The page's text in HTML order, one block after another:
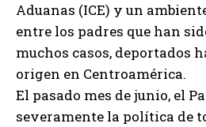
Aduanas (ICE) y un
entre los padres que han
muchos casos, deportados
origen en Centroamérica.
El pasado mes de junio, el
severamente la política de